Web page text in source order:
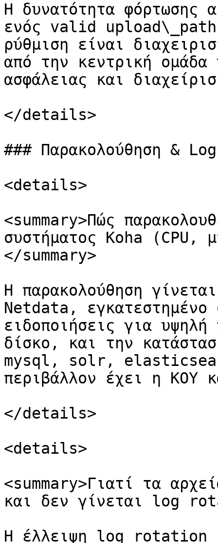
Η δυνατότητα φόρτωσης
ενός valid
ρύθμιση είναι
από την κεντρική ομάδα
ασφάλειας και
</details>
### Παρακολούθηση &
<details>
<summary>Πώς
συστήματος Koha (CPU,
</summary>
Η παρακολούθηση
Netdata,
ειδοποιήσεις για
δίσκο, και την
mysql, solr,
περιβάλλον έχει η ΚΟΥ
</details>
<details>
<summary>Γιατί τα
και δεν γίνεται log
Η έλλειψη log rotation